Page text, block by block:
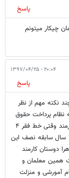
پاسخ
چیکار میتونم
۲۰:۰۴ - ۱۳۹۷/۰۴/۲۵
پاسخ
نکته مهم از نظر
نظام پرداخت حقوق
غیر منصفانه و نامطلوب اعتراض کنن. چه معلم و چه کارمند وقتی خط فقر ۴
میلیون تومن هست. چرا باید یک فرد تحصیل کرده با ۲۰ سال سابقه نصف این
دوستان کارمند
همین معلمان و
آمورشی و منزلت